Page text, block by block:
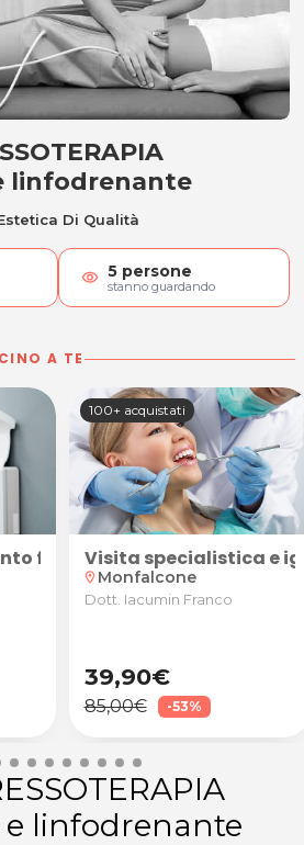
linfodrenante
Di Qualità
visibility 5 persone
stanno guardando
A TE
d'Isonzo
o greco per ragazzi delle
filtri climatizzatore con
100+ acquistati
Visita specialistica e
location_on Monfalcone
Dott. Iacumin Franco
39,90€
85,00€ -53%
linfodrenante